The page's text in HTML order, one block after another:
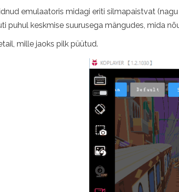
emulaatoris midagi eriti silmapaistvat
puhul keskmise suurusega mängudes, mida
mille jaoks pilk püütud.